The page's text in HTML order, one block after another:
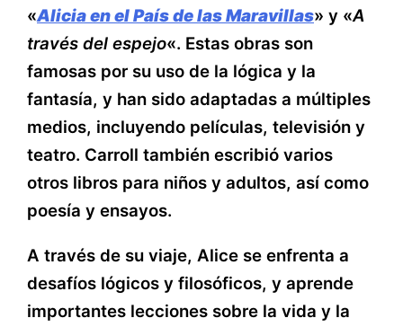
«Alicia en el País de las Maravillas» y «A
través del espejo«. Estas obras son
famosas por su uso de la lógica y la
fantasía, y han sido adaptadas a múltiples
medios, incluyendo películas, televisión y
teatro. Carroll también escribió varios
otros libros para niños y adultos, así como
poesía y ensayos.
A través de su viaje, Alice se enfrenta a
desafíos lógicos y filosóficos, y aprende
importantes lecciones sobre la vida y la